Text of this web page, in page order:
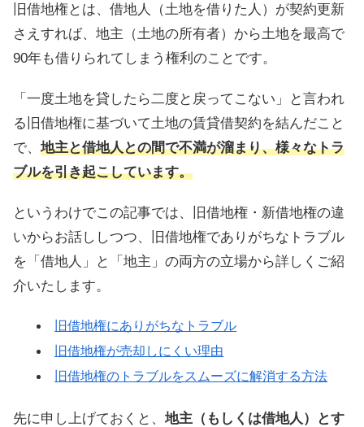
旧借地権とは、借地人（土地を借りた人）が契約更新
さえすれば、地主（土地の所有者）から土地を最高で
90年も借りられてしまう権利のことです。
「一度土地を貸したら二度と戻ってこない」と言われ
る旧借地権に基づいて土地の賃貸借契約を結んだこと
で、 地主と借地人との間で不満が溜まり、様々なトラ
ブルを引き起こしています。
というわけでこの記事では、旧借地権・新借地権の違
いからお話ししつつ、旧借地権でありがちなトラブル
を「借地人」と「地主」の両方の立場から詳しくご紹
介いたします。
旧借地権にありがちなトラブル
旧借地権が売却しにくい理由
旧借地権のトラブルをスムーズに解消する方法
先に申し上げておくと、 地主（もしくは借地人）とす